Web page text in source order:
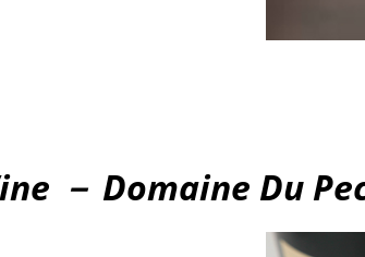
－ Domaine Du